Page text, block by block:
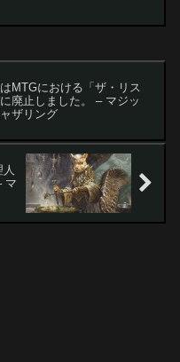
MTGにおける「ザ・リス
廃止しました。 – マジッ
ザリング
マ